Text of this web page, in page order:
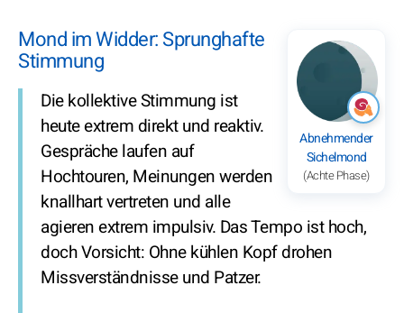
Abnehmender
Sichelmond
(Achte Phase)
Mond im Widder: Sprunghafte
Stimmung
Die kollektive Stimmung ist
heute extrem direkt und reaktiv.
Gespräche laufen auf
Hochtouren, Meinungen werden
knallhart vertreten und alle
agieren extrem impulsiv. Das Tempo ist hoch,
doch Vorsicht: Ohne kühlen Kopf drohen
Missverständnisse und Patzer.